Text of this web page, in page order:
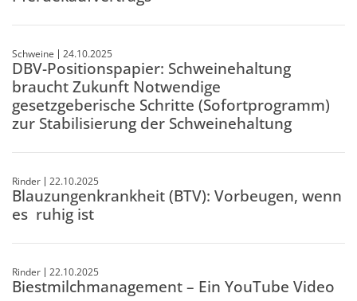
Schweine 24.10.2025
DBV-Positionspapier: Schweinehaltung
braucht Zukunft Notwendige
gesetzgeberische Schritte (Sofortprogramm)
zur Stabilisierung der Schweinehaltung
Rinder 22.10.2025
Blauzungenkrankheit (BTV): Vorbeugen, wenn
es ruhig ist
Rinder 22.10.2025
Biestmilchmanagement – Ein YouTube Video